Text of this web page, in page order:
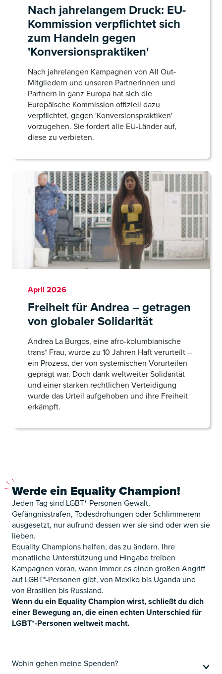
Nach jahrelangem Druck: EU-
Kommission verpflichtet sich
zum Handeln gegen
'Konversionspraktiken'
Nach jahrelangen Kampagnen von All Out-
Mitgliedern und unseren Partnerinnen und
Partnern in ganz Europa hat sich die
Europäische Kommission offiziell dazu
verpflichtet, gegen 'Konversionspraktiken'
vorzugehen. Sie fordert alle EU-Länder auf,
diese zu verbieten.
April 2026
Freiheit für Andrea – getragen
von globaler Solidarität
Andrea La Burgos, eine afro-kolumbianische
trans* Frau, wurde zu 10 Jahren Haft verurteilt –
ein Prozess, der von systemischen Vorurteilen
geprägt war. Doch dank weltweiter Solidarität
und einer starken rechtlichen Verteidigung
wurde das Urteil aufgehoben und ihre Freiheit
erkämpft.
Werde ein Equality Champion!
Jeden Tag sind LGBT*-Personen Gewalt,
Gefängnisstrafen, Todesdrohungen oder Schlimmerem
ausgesetzt, nur aufrund dessen wer sie sind oder wen sie
lieben.
Equality Champions helfen, das zu ändern. Ihre
monatliche Unterstützung und Hingabe treiben
Kampagnen voran, wann immer es einen großen Angriff
auf LGBT*-Personen gibt, von Mexiko bis Uganda und
von Brasilien bis Russland.
Wenn du ein Equality Champion wirst, schließt du dich
einer Bewegung an, die einen echten Unterschied für
LGBT*-Personen weltweit macht.
Wohin gehen meine Spenden?